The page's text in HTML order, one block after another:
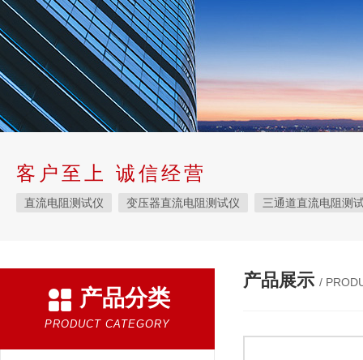
客户至上 诚信经营
直流电阻测试仪 变压器直流电阻测试仪 三通道直流电阻测
三通道助磁直流电阻测试仪 手持式直流电阻测试仪
直流电机片间电阻测试仪
变压器变比组别测试仪 变压器变比测试仪
产品分类
PRODUCT CATEGORY
产品展示 /